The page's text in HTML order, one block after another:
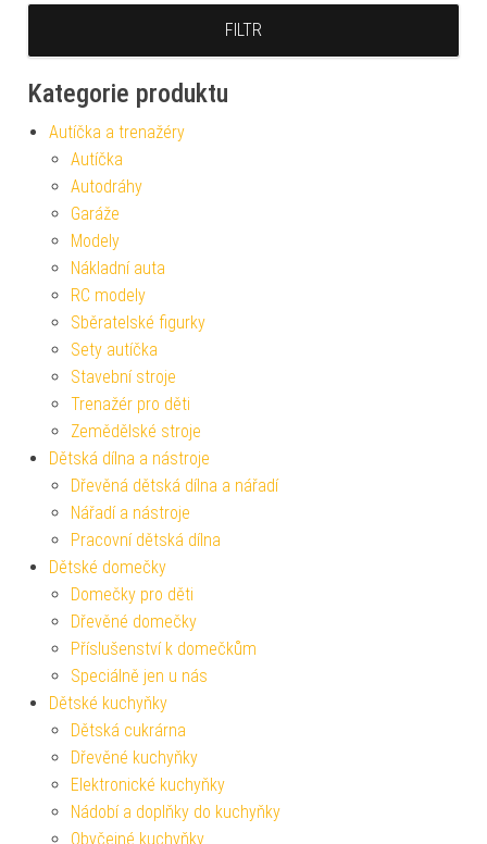
FILTR
Kategorie produktu
Autíčka a trenažéry
Autíčka
Autodráhy
Garáže
Modely
Nákladní auta
RC modely
Sběratelské figurky
Sety autíčka
Stavební stroje
Trenažér pro děti
Zemědělské stroje
Dětská dílna a nástroje
Dřevěná dětská dílna a nářadí
Nářadí a nástroje
Pracovní dětská dílna
Dětské domečky
Domečky pro děti
Dřevěné domečky
Příslušenství k domečkům
Speciálně jen u nás
Dětské kuchyňky
Dětská cukrárna
Dřevěné kuchyňky
Elektronické kuchyňky
Nádobí a doplňky do kuchyňky
Obyčejné kuchyňky